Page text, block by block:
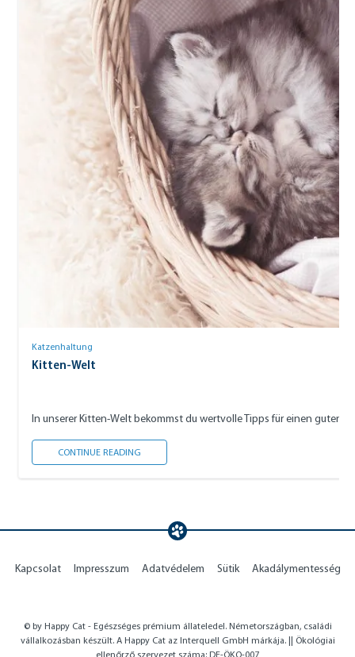
Katzenhaltung
Kitten-Welt
In unserer Kitten-Welt bekommst du wertvolle Tipps für einen guten
CONTINUE READING
Kapcsolat Impresszum Adatvédelem Sütik Akadálymentesség
© by Happy Cat - Egészséges prémium állateledel. Németországban, családi
vállalkozásban készült. A Happy Cat az Interquell GmbH márkája. || Ökológiai
ellenőrző szervezet száma: DE-ÖKO-007